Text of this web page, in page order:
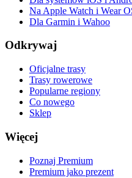
Na Apple Watch i Wear
Dla Garmin i Wahoo
Odkrywaj
Oficjalne trasy
Trasy rowerowe
Popularne regiony
Co nowego
Sklep
Więcej
Poznaj Premium
Premium jako prezent